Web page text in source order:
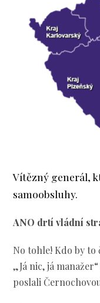
Vítězný generál,
samoobsluhy.
ANO drtí vládní
No tohle! Kdo by to
„Já nic, já
poslali